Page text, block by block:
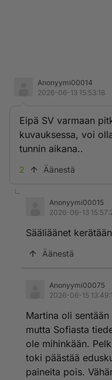
Anonyymi00014
2026-06-13 15:53:18
Eipä SV varmaan
kuvauksessa, voi
tunnin aikana..
2 Äänestä
Anonyymi00015
2026-06-13
Sääliäänet
Äänestä
Anonyymi00075
2026-06-15
Martina oli
mutta Sofiasta
ole mihinkään.
toki päästää
paineita pois.